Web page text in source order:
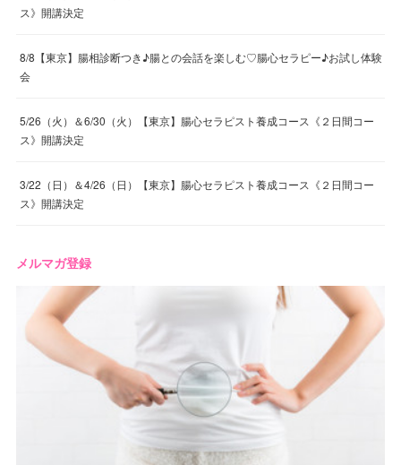
ス》開講決定
8/8【東京】腸相診断つき♪腸との会話を楽しむ♡腸心セラピー♪お試し体験
会
5/26（火）＆6/30（火）【東京】腸心セラピスト養成コース《２日間コー
ス》開講決定
3/22（日）＆4/26（日）【東京】腸心セラピスト養成コース《２日間コー
ス》開講決定
メルマガ登録